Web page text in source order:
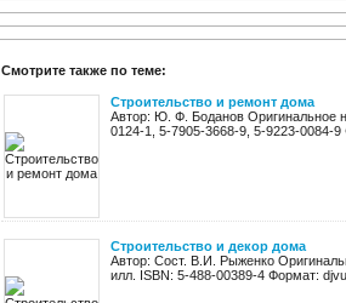
Смотрите также по теме:
Строительство и ремонт дома
Автор: Ю. Ф. Боданов Оригинальное
0124-1, 5-7905-3668-9, 5-9223-0084-
Строительство и декор дома
Автор: Сост. В.И. Рыженко
илл. ISBN: 5-488-00389-4 Формат: